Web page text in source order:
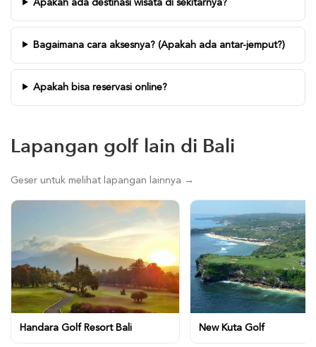
Apakah ada destinasi wisata di sekitarnya?
Bagaimana cara aksesnya? (Apakah ada antar-jemput?)
Apakah bisa reservasi online?
Lapangan golf lain di Bali
Geser untuk melihat lapangan lainnya →
Handara Golf Resort Bali New Kuta Golf